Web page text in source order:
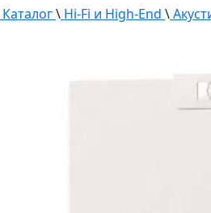
Каталог\ Hi-Fi и High-End \